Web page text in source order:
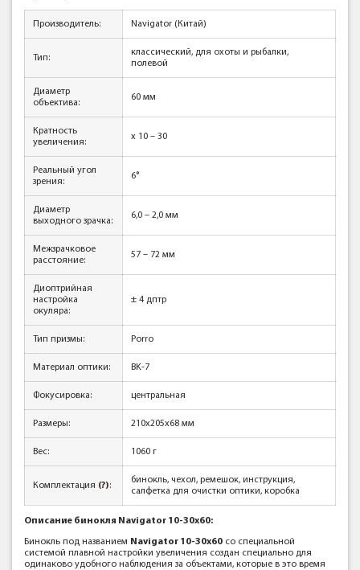
Производитель: Navigator (Китай)
Тип:
классический, для охоты и рыбалки,
полевой
Диаметр
объектива:
60 мм
Кратность
увеличения:
x 10 – 30
Реальный угол
зрения:
6°
Диаметр
выходного зрачка:
6,0 – 2,0 мм
Межзрачковое
расстояние:
57 – 72 мм
Диоптрийная
настройка
окуляра:
± 4 дптр
Тип призмы: Porro
Материал оптики: BK-7
Фокусировка: центральная
Размеры: 210х205х68 мм
Вес: 1060 г
Комплектация (?):
бинокль, чехол, ремешок, инструкция,
салфетка для очистки оптики, коробка
Описание бинокля Navigator 10-30x60:
Бинокль под названием Navigator 10-30x60 со специальной
системой плавной настройки увеличения создан специально для
одинаково удобного наблюдения за объектами, которые в это время